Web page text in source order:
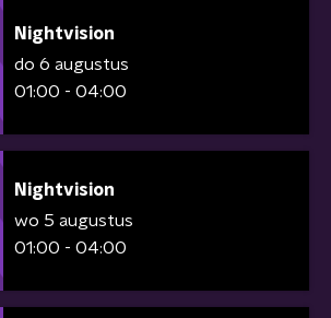
Nightvision
do 6 augustus
01:00 - 04:00
Nightvision
wo 5 augustus
01:00 - 04:00